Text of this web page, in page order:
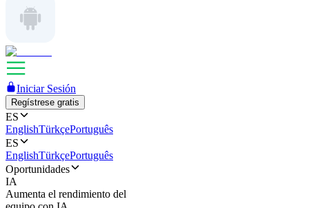
Iniciar Sesión
Regístrese gratis
ES
EnglishTürkçePortuguês
ES
EnglishTürkçePortuguês
Oportunidades
IA
Aumenta el rendimiento del